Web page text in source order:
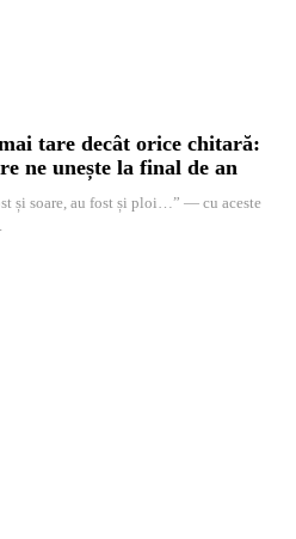
tare decât orice chitară:
ne unește la final de an
și soare, au fost și ploi…” — cu aceste